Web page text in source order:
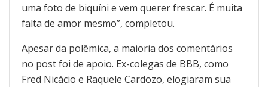
uma foto de biquíni e vem querer frescar. É muita
falta de amor mesmo”, completou.
Apesar da polêmica, a maioria dos comentários
no post foi de apoio. Ex-colegas de BBB, como
Fred Nicácio e Raquele Cardozo, elogiaram sua